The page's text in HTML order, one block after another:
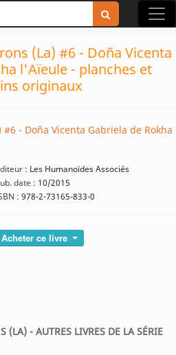
(La) #6 - Doña Vicenta
l'Aïeule - planches et
originaux
- Doña Vicenta Gabriela de Rokha
: Les Humanoïdes Associés
date : 10/2015
: 978-2-73165-833-0
Acheter ce livre
(LA) - AUTRES LIVRES DE LA SÉRIE